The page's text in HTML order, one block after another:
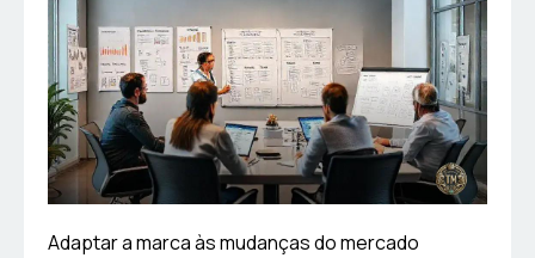
Adaptar a marca às mudanças do mercado